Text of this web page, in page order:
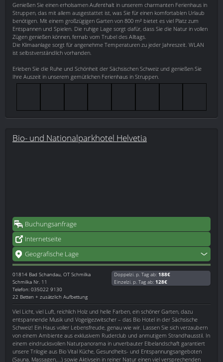
Genießen Sie einen erholsamen Aufenthalt in unserem charmanten Ferienhaus in
Struppen, das mit allem ausgestattet ist, was Sie für einen komfortablen Urlaub
benötigen. Mit einem großzügigen Garten von 800 m² bietet es viel Platz zum
Entspannen und Spielen. Die ruhige Lage sorgt dafür, dass Sie die Natur in vollen
Zügen genießen können, fernab vom Trubel des Alltags.
Die Klimaanlage sorgt für angenehme Temperaturen zu jeder Jahreszeit. WLAN
ist selbstverständlich vorhanden.
Erleben Sie die Ruhe und Schönheit der Sächsischen Schweiz und genießen Sie
Ihre Auszeit in unserem gemütlichen Ferienhaus in Struppen.
Bio- und Nationalparkhotel Helvetia
Buchungsanfrage
Internetseite
Geografische Lage
01814 Bad Schandau, OT Schmilka
Schmilka Nr. 11
Telefon: 035022 9130
22 Betten + zusätzlich Aufbettung
Doppelzi. p. Tag ab: 188€
Einzelzi. p. Tag ab: 128€
Viel Licht, viel Luft, reichlich Holz und helle Farben, ein schöner Garten, dazu
entspannende Musik und Vogelgezwitscher – das Bio Hotel in der Sächsische
Schweiz! Ein Haus voller Lebensfreude, genau wie wir. Lassen Sie sich verzaubern
von einem Ambiente aus exklusivem Ruderclub und anmutigem Strandhausstil. In
einem eindrucksvollen Naturpanorama in unverbauter Elbelandschaft garantiert
unsere Trilogie aus Bio Vital Küche, Gesundheits- und Entspannungsangeboten
(Sauna, Massagen,...) sowie Aktivsein in reiner Natur einen viel versprechenden